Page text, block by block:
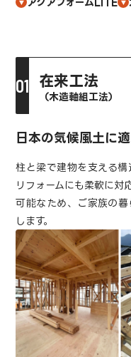
在来工法
（木造軸組工法）
日本の気候風土に
柱と梁で建物を支える
リフォームにも柔軟に対
可能なため、ご家族の
します。